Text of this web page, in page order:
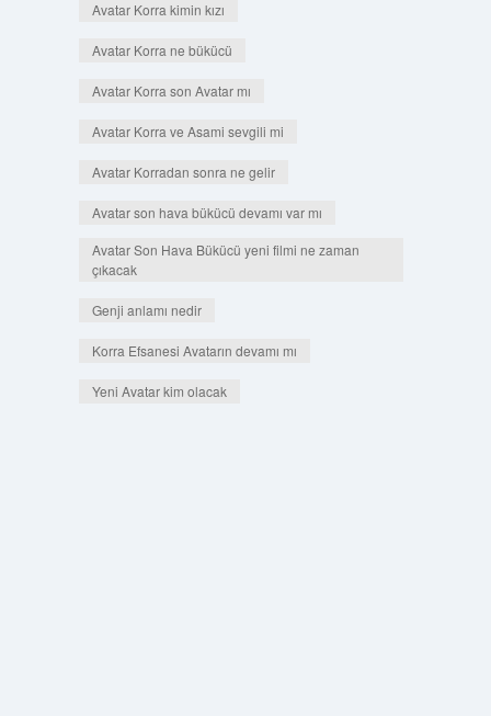
Avatar Korra kimin kızı
Avatar Korra ne bükücü
Avatar Korra son Avatar mı
Avatar Korra ve Asami sevgili mi
Avatar Korradan sonra ne gelir
Avatar son hava bükücü devamı var mı
Avatar Son Hava Bükücü yeni filmi ne zaman
çıkacak
Genji anlamı nedir
Korra Efsanesi Avatarın devamı mı
Yeni Avatar kim olacak